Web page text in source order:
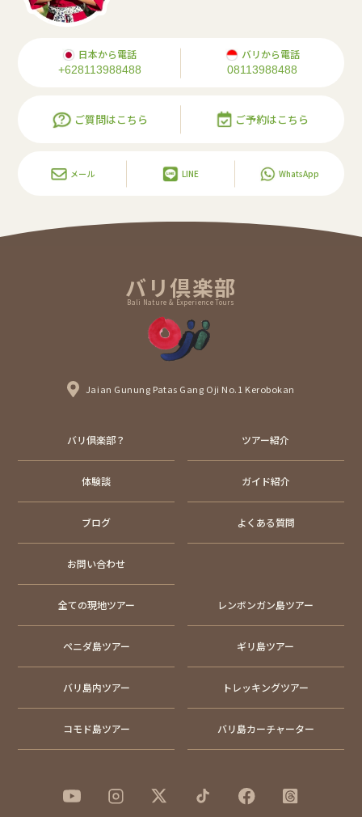
日本から電話
+628113988488
バリから電話
08113988488
ご質問はこちら ご予約はこちら
メール LINE WhatsApp
バリ倶楽部
Bali Nature & Experience Tours
Jaian Gunung Patas Gang Oji No.1 Kerobokan
バリ倶楽部？ ツアー紹介
体験談 ガイド紹介
ブログ よくある質問
お問い合わせ
全ての現地ツアー レンボンガン島ツアー
ペニダ島ツアー ギリ島ツアー
バリ島内ツアー トレッキングツアー
コモド島ツアー バリ島カーチャーター